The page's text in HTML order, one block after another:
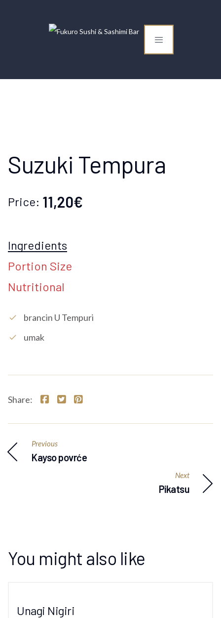
Suzuki Tempura
Price: 11,20€
Ingredients
Portion Size
Nutritional
check Brancin U Tempuri
check Umak
Share:
Previous
Kayso povrće
Next
Pikatsu
You might also like
Unagi Nigiri